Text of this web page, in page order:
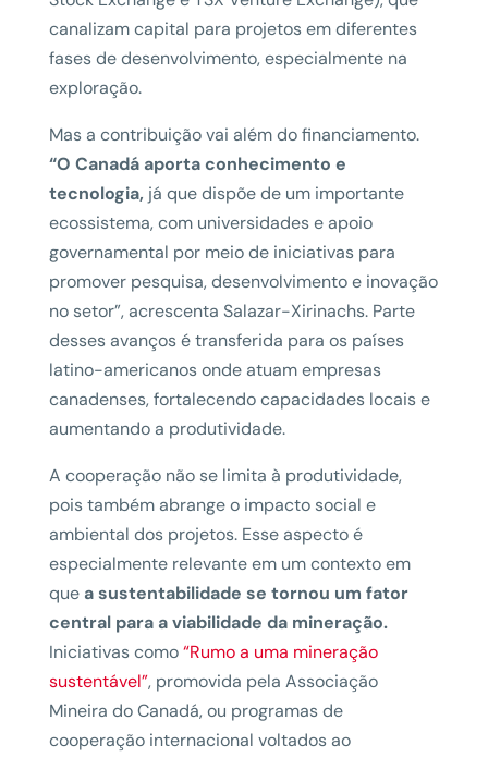
canalizam capital para projetos em diferentes
fases de desenvolvimento, especialmente na
exploração.
Mas a contribuição vai além do financiamento.
“O Canadá aporta conhecimento e
tecnologia, já que dispõe de um importante
ecossistema, com universidades e apoio
governamental por meio de iniciativas para
promover pesquisa, desenvolvimento e inovação
no setor”, acrescenta Salazar-Xirinachs. Parte
desses avanços é transferida para os países
latino-americanos onde atuam empresas
canadenses, fortalecendo capacidades locais e
aumentando a produtividade.
A cooperação não se limita à produtividade,
pois também abrange o impacto social e
ambiental dos projetos. Esse aspecto é
especialmente relevante em um contexto em
que a sustentabilidade se tornou um fator
central para a viabilidade da mineração.
Iniciativas como“Rumo a uma mineração
sustentável”, promovida pela Associação
Mineira do Canadá, ou programas de
cooperação internacional voltados ao